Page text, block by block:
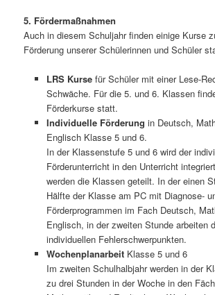
5. Fördermaßnahmen
Auch in diesem Schuljahr finden einige Kurse
Förderung unserer Schülerinnen und Schüler
LRS Kursefür Schüler mit einer Lese-
Schwäche. Für die 5. und 6. Klassen
Förderkurse statt.
Individuelle Förderung in Deutsch,
Englisch Klasse 5 und 6.
In der Klassenstufe 5 und 6 wird der
Förderunterricht in den Unterricht
werden die Klassen geteilt. In der einen
Hälfte der Klasse am PC mit Diagnose-
Förderprogrammen im Fach Deutsch,
Englisch, in der zweiten Stunde arbeiten
individuellen Fehlerschwerpunkten.
WochenplanarbeitKlasse 5 und 6
Im zweiten Schulhalbjahr werden in der
zu drei Stunden in der Woche in den